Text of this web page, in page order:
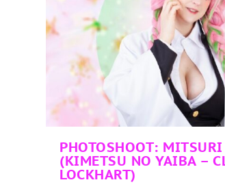
PHOTOSHOOT:
(KIMETSU NO YAIBA –
LOCKHART)